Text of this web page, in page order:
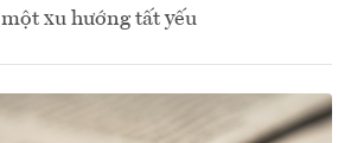
xu hướng tất yếu